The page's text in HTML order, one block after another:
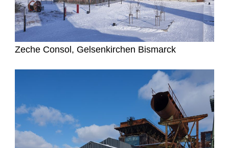
Zeche Consol, Gelsenkirchen Bismarck